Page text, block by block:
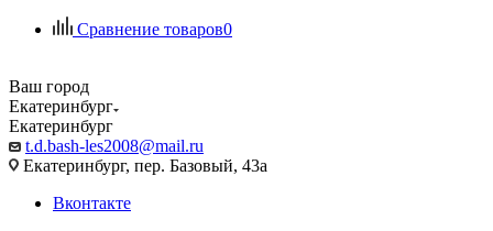
Сравнение товаров0
Ваш город
Екатеринбург
Екатеринбург
t.d.bash-les2008@mail.ru
Екатеринбург, пер. Базовый, 43а
Вконтакте